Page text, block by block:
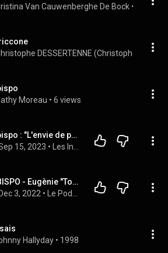
Van Cauwenberghe De Bock • 123
DESSERTENNE (Christopher) 26
Moreau • 6 views
Pascal Obispo : "L'envie de parler de beauté qu'on assassine" (intégrale)
15, 2023 •
Pascal OBISPO - Eugènie "Tombé Pour elle" Téléthon Cap Ferret
Dec 3, 2022 •
Hallyday • 1998